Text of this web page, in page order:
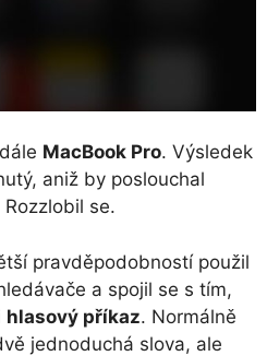
MacBook Pro. Výsledek
aniž by poslouchal
se.
pravděpodobností použil
a spojil se s tím,
hlasový příkaz. Normálně
jednoduchá slova, ale